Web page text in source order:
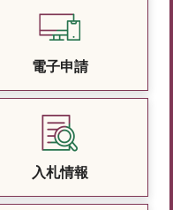
電子申請
入札情報